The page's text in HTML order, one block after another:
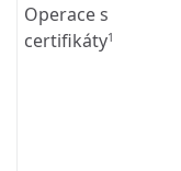
Operace s
certifikáty1